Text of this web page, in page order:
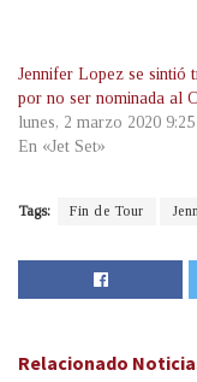
Jennifer Lopez se sintió
por no ser nominada al
lunes, 2 marzo 2020
En «Jet Set»
Tags: Fin de Tour
Relacionado